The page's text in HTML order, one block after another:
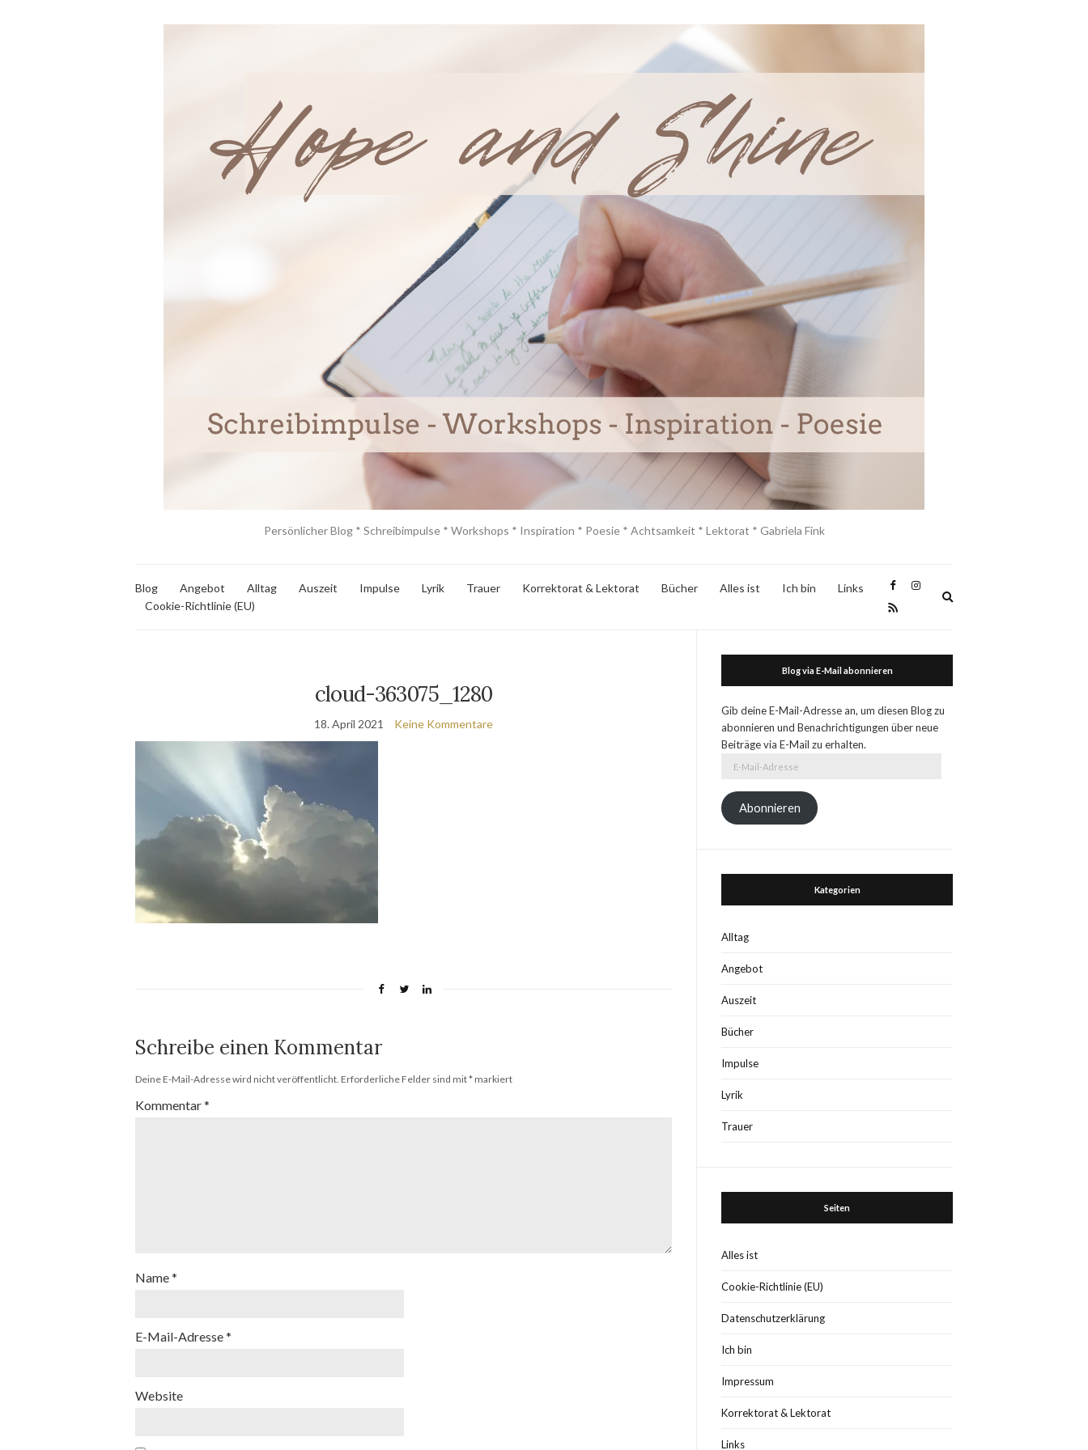
Persönlicher Blog * Schreibimpulse * Workshops * Inspiration * Poesie * Achtsamkeit * Lektorat * Gabriela Fink
Blog Angebot Alltag Auszeit Impulse Lyrik Trauer Korrektorat & Lektorat Bücher Alles ist Ich bin
Links
Cookie-Richtlinie (EU)
cloud-363075_1280
18. April 2021 Keine Kommentare
Schreibe einen Kommentar
Deine E-Mail-Adresse wird nicht veröffentlicht. Erforderliche Felder sind mit*markiert
Kommentar*
Name*
E-Mail-Adresse*
Website
Blog via E-Mail abonnieren
Gib deine E-Mail-Adresse an, um diesen Blog zu
abonnieren und Benachrichtigungen über neue
Beiträge via E-Mail zu erhalten.
Adresse
Abonnieren
Kategorien
Alltag
Angebot
Auszeit
Bücher
Impulse
Lyrik
Trauer
Seiten
Alles ist
Cookie-Richtlinie (EU)
Datenschutzerklärung
Ich bin
Impressum
Korrektorat & Lektorat
Links